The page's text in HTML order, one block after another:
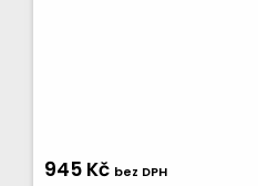
945 Kč bez DPH